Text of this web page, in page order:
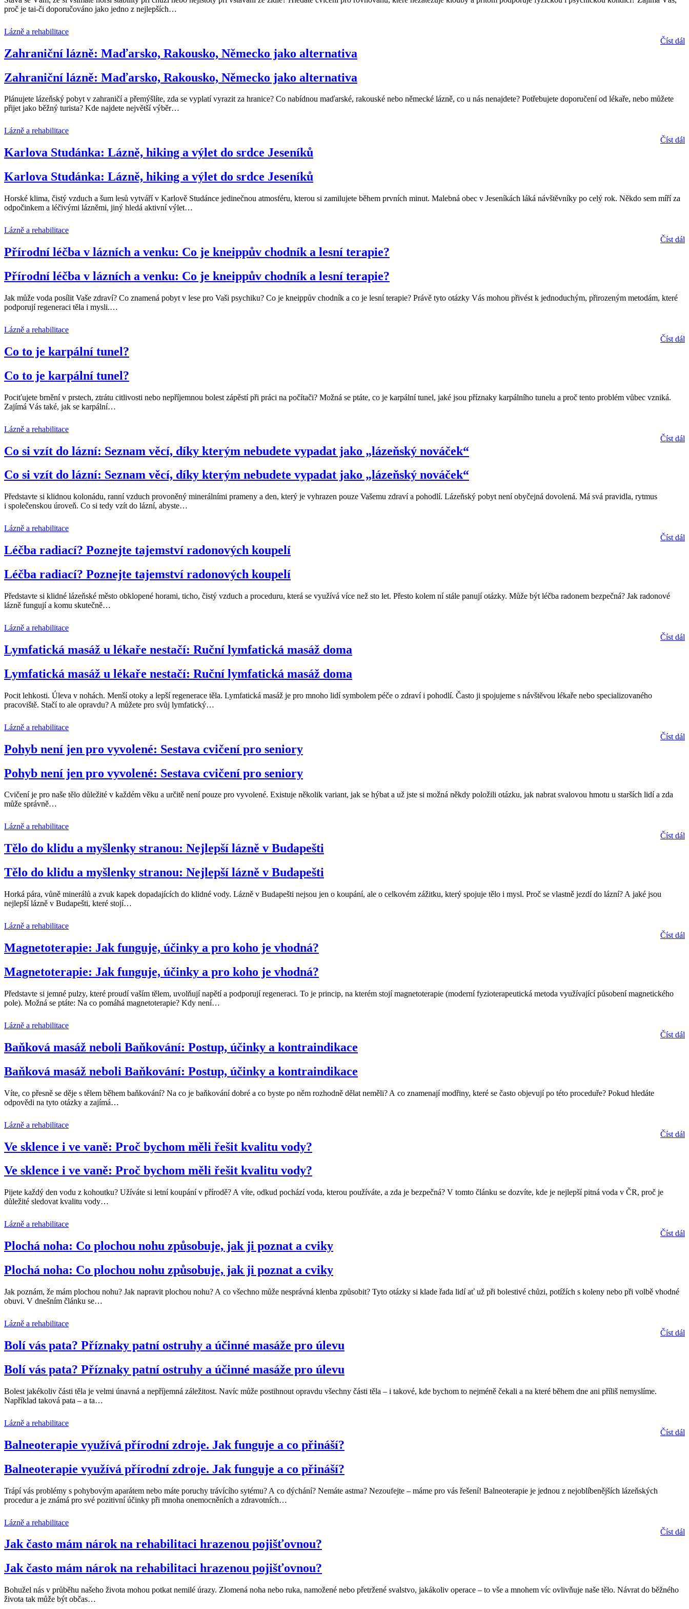
proč je tai-či doporučováno jako jedno z nejlepších…
Lázně a rehabilitace
Číst dál
Zahraniční lázně: Maďarsko, Rakousko, Německo jako alternativa
Zahraniční lázně: Maďarsko, Rakousko, Německo jako alternativa
Plánujete lázeňský pobyt v zahraničí a přemýšlíte, zda se vyplatí vyrazit za hranice? Co nabídnou maďarské, rakouské nebo německé lázně, co u nás nenajdete? Potřebujete doporučení od lékaře, nebo můžete
přijet jako běžný turista? Kde najdete největší výběr…
Lázně a rehabilitace
Číst dál
Karlova Studánka: Lázně, hiking a výlet do srdce Jeseníků
Karlova Studánka: Lázně, hiking a výlet do srdce Jeseníků
Horské klima, čistý vzduch a šum lesů vytváří v Karlově Studánce jedinečnou atmosféru, kterou si zamilujete během prvních minut. Malebná obec v Jeseníkách láká návštěvníky po celý rok. Někdo sem míří za
odpočinkem a léčivými lázněmi, jiný hledá aktivní výlet…
Lázně a rehabilitace
Číst dál
Přírodní léčba v lázních a venku: Co je kneippův chodník a lesní terapie?
Přírodní léčba v lázních a venku: Co je kneippův chodník a lesní terapie?
Jak může voda posílit Vaše zdraví? Co znamená pobyt v lese pro Vaši psychiku? Co je kneippův chodník a co je lesní terapie? Právě tyto otázky Vás mohou přivést k jednoduchým, přirozeným metodám, které
podporují regeneraci těla i mysli.…
Lázně a rehabilitace
Číst dál
Co to je karpální tunel?
Co to je karpální tunel?
Pociťujete brnění v prstech, ztrátu citlivosti nebo nepříjemnou bolest zápěstí při práci na počítači? Možná se ptáte, co je karpální tunel, jaké jsou příznaky karpálního tunelu a proč tento problém vůbec vzniká.
Zajímá Vás také, jak se karpální…
Lázně a rehabilitace
Číst dál
Co si vzít do lázní: Seznam věcí, díky kterým nebudete vypadat jako „lázeňský nováček“
Co si vzít do lázní: Seznam věcí, díky kterým nebudete vypadat jako „lázeňský nováček“
Představte si klidnou kolonádu, ranní vzduch provoněný minerálními prameny a den, který je vyhrazen pouze Vašemu zdraví a pohodlí. Lázeňský pobyt není obyčejná dovolená. Má svá pravidla, rytmus
i společenskou úroveň. Co si tedy vzít do lázní, abyste…
Lázně a rehabilitace
Číst dál
Léčba radiací? Poznejte tajemství radonových koupelí
Léčba radiací? Poznejte tajemství radonových koupelí
Představte si klidné lázeňské město obklopené horami, ticho, čistý vzduch a proceduru, která se využívá více než sto let. Přesto kolem ní stále panují otázky. Může být léčba radonem bezpečná? Jak radonové
lázně fungují a komu skutečně…
Lázně a rehabilitace
Číst dál
Lymfatická masáž u lékaře nestačí: Ruční lymfatická masáž doma
Lymfatická masáž u lékaře nestačí: Ruční lymfatická masáž doma
Pocit lehkosti. Úleva v nohách. Menší otoky a lepší regenerace těla. Lymfatická masáž je pro mnoho lidí symbolem péče o zdraví i pohodlí. Často ji spojujeme s návštěvou lékaře nebo specializovaného
pracoviště. Stačí to ale opravdu? A můžete pro svůj lymfatický…
Lázně a rehabilitace
Číst dál
Pohyb není jen pro vyvolené: Sestava cvičení pro seniory
Pohyb není jen pro vyvolené: Sestava cvičení pro seniory
Cvičení je pro naše tělo důležité v každém věku a určitě není pouze pro vyvolené. Existuje několik variant, jak se hýbat a už jste si možná někdy položili otázku, jak nabrat svalovou hmotu u starších lidí a zda
může správně…
Lázně a rehabilitace
Číst dál
Tělo do klidu a myšlenky stranou: Nejlepší lázně v Budapešti
Tělo do klidu a myšlenky stranou: Nejlepší lázně v Budapešti
Horká pára, vůně minerálů a zvuk kapek dopadajících do klidné vody. Lázně v Budapešti nejsou jen o koupání, ale o celkovém zážitku, který spojuje tělo i mysl. Proč se vlastně jezdí do lázní? A jaké jsou
nejlepší lázně v Budapešti, které stojí…
Lázně a rehabilitace
Číst dál
Magnetoterapie: Jak funguje, účinky a pro koho je vhodná?
Magnetoterapie: Jak funguje, účinky a pro koho je vhodná?
Představte si jemné pulzy, které proudí vaším tělem, uvolňují napětí a podporují regeneraci. To je princip, na kterém stojí magnetoterapie (moderní fyzioterapeutická metoda využívající působení magnetického
pole). Možná se ptáte: Na co pomáhá magnetoterapie? Kdy není…
Lázně a rehabilitace
Číst dál
Baňková masáž neboli Baňkování: Postup, účinky a kontraindikace
Baňková masáž neboli Baňkování: Postup, účinky a kontraindikace
Víte, co přesně se děje s tělem během baňkování? Na co je baňkování dobré a co byste po něm rozhodně dělat neměli? A co znamenají modřiny, které se často objevují po této proceduře? Pokud hledáte
odpovědi na tyto otázky a zajímá…
Lázně a rehabilitace
Číst dál
Ve sklence i ve vaně: Proč bychom měli řešit kvalitu vody?
Ve sklence i ve vaně: Proč bychom měli řešit kvalitu vody?
Pijete každý den vodu z kohoutku? Užíváte si letní koupání v přírodě? A víte, odkud pochází voda, kterou používáte, a zda je bezpečná? V tomto článku se dozvíte, kde je nejlepší pitná voda v ČR, proč je
důležité sledovat kvalitu vody…
Lázně a rehabilitace
Číst dál
Plochá noha: Co plochou nohu způsobuje, jak ji poznat a cviky
Plochá noha: Co plochou nohu způsobuje, jak ji poznat a cviky
Jak poznám, že mám plochou nohu? Jak napravit plochou nohu? A co všechno může nesprávná klenba způsobit? Tyto otázky si klade řada lidí ať už při bolestivé chůzi, potížích s koleny nebo při volbě vhodné
obuvi. V dnešním článku se…
Lázně a rehabilitace
Číst dál
Bolí vás pata? Příznaky patní ostruhy a účinné masáže pro úlevu
Bolí vás pata? Příznaky patní ostruhy a účinné masáže pro úlevu
Bolest jakékoliv části těla je velmi únavná a nepříjemná záležitost. Navíc může postihnout opravdu všechny části těla – i takové, kde bychom to nejméně čekali a na které během dne ani příliš nemyslíme.
Například taková pata – a ta…
Lázně a rehabilitace
Číst dál
Balneoterapie využívá přírodní zdroje. Jak funguje a co přináší?
Balneoterapie využívá přírodní zdroje. Jak funguje a co přináší?
Trápí vás problémy s pohybovým aparátem nebo máte poruchy trávícího sytému? A co dýchání? Nemáte astma? Nezoufejte – máme pro vás řešení! Balneoterapie je jednou z nejoblíbenějších lázeňských
procedur a je známá pro své pozitivní účinky při mnoha onemocněních a zdravotních…
Lázně a rehabilitace
Číst dál
Jak často mám nárok na rehabilitaci hrazenou pojišťovnou?
Jak často mám nárok na rehabilitaci hrazenou pojišťovnou?
Bohužel nás v průběhu našeho života mohou potkat nemilé úrazy. Zlomená noha nebo ruka, namožené nebo přetržené svalstvo, jakákoliv operace – to vše a mnohem víc ovlivňuje naše tělo. Návrat do běžného
života tak může být občas…